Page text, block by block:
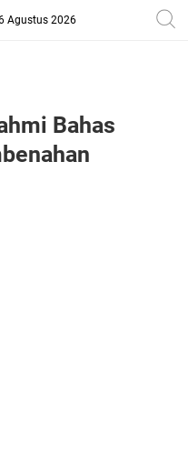
Agustus 2026
Bahas